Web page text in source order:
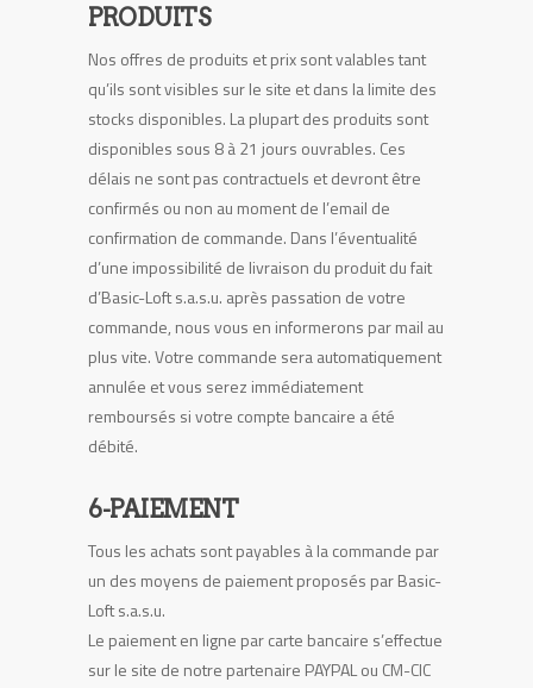
PRODUITS
Nos offres de produits et prix sont valables tant
qu’ils sont visibles sur le site et dans la limite des
stocks disponibles. La plupart des produits sont
disponibles sous 8 à 21 jours ouvrables. Ces
délais ne sont pas contractuels et devront être
confirmés ou non au moment de l’email de
confirmation de commande. Dans l’éventualité
d’une impossibilité de livraison du produit du fait
d’Basic-Loft s.a.s.u. après passation de votre
commande, nous vous en informerons par mail au
plus vite. Votre commande sera automatiquement
annulée et vous serez immédiatement
remboursés si votre compte bancaire a été
débité.
6-PAIEMENT
Tous les achats sont payables à la commande par
un des moyens de paiement proposés par Basic-
Loft s.a.s.u.
Le paiement en ligne par carte bancaire s’effectue
sur le site de notre partenaire PAYPAL ou CM-CIC